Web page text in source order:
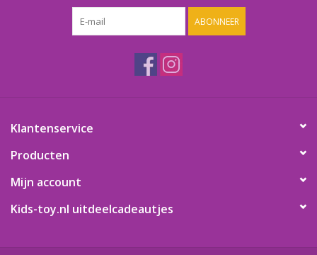
Gevulde capsules & mixen
Snoep / kauwgomballen
ABONNEER
Klantenservice
Producten
Mijn account
Kids-toy.nl uitdeelcadeautjes